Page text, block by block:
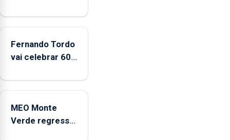
e
Fernando Tordo
vai celebrar 60
no Coliseu
MEO Monte
Verde regressa